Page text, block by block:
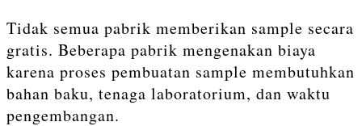
Tidak semua pabrik memberikan sample secara
gratis. Beberapa pabrik mengenakan biaya
karena proses pembuatan sample membutuhkan
bahan baku, tenaga laboratorium, dan waktu
pengembangan.